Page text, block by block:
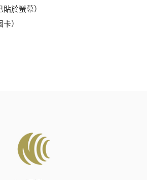
於螢幕）
）